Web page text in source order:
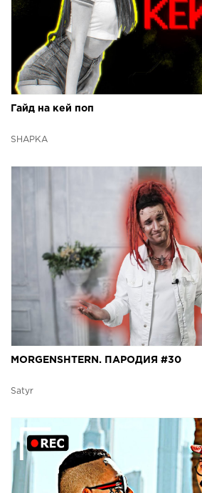
Гайд на кей поп
SHAPKA
MORGENSHTERN. ПАРОДИЯ #30
Satyr